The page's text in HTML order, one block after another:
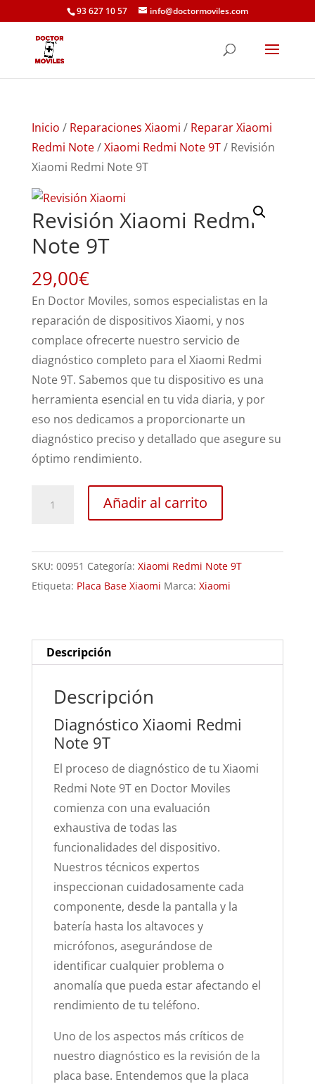
93 627 10 57 info@doctormoviles.com
Inicio / Reparaciones Xiaomi / Reparar Xiaomi
Redmi Note/Xiaomi Redmi Note 9T/ Revisión
Xiaomi Redmi Note 9T
Revisión Xiaomi Redmi
Note 9T
29,00€
En Doctor Moviles, somos especialistas en la
reparación de dispositivos Xiaomi, y nos
complace ofrecerte nuestro servicio de
diagnóstico completo para el Xiaomi Redmi
Note 9T. Sabemos que tu dispositivo es una
herramienta esencial en tu vida diaria, y por
eso nos dedicamos a proporcionarte un
diagnóstico preciso y detallado que asegure su
óptimo rendimiento.
Note
9T
cantidad
Añadir al carrito
SKU: 00951 Categoría: Xiaomi Redmi Note 9T
Etiqueta: Placa Base Xiaomi Marca: Xiaomi
Descripción
Descripción
Diagnóstico Xiaomi Redmi
Note 9T
El proceso de diagnóstico de tu Xiaomi
Redmi Note 9T en Doctor Moviles
comienza con una evaluación
exhaustiva de todas las
funcionalidades del dispositivo.
Nuestros técnicos expertos
inspeccionan cuidadosamente cada
componente, desde la pantalla y la
batería hasta los altavoces y
micrófonos, asegurándose de
identificar cualquier problema o
anomalía que pueda estar afectando el
rendimiento de tu teléfono.
Uno de los aspectos más críticos de
nuestro diagnóstico es la revisión de la
placa base. Entendemos que la placa